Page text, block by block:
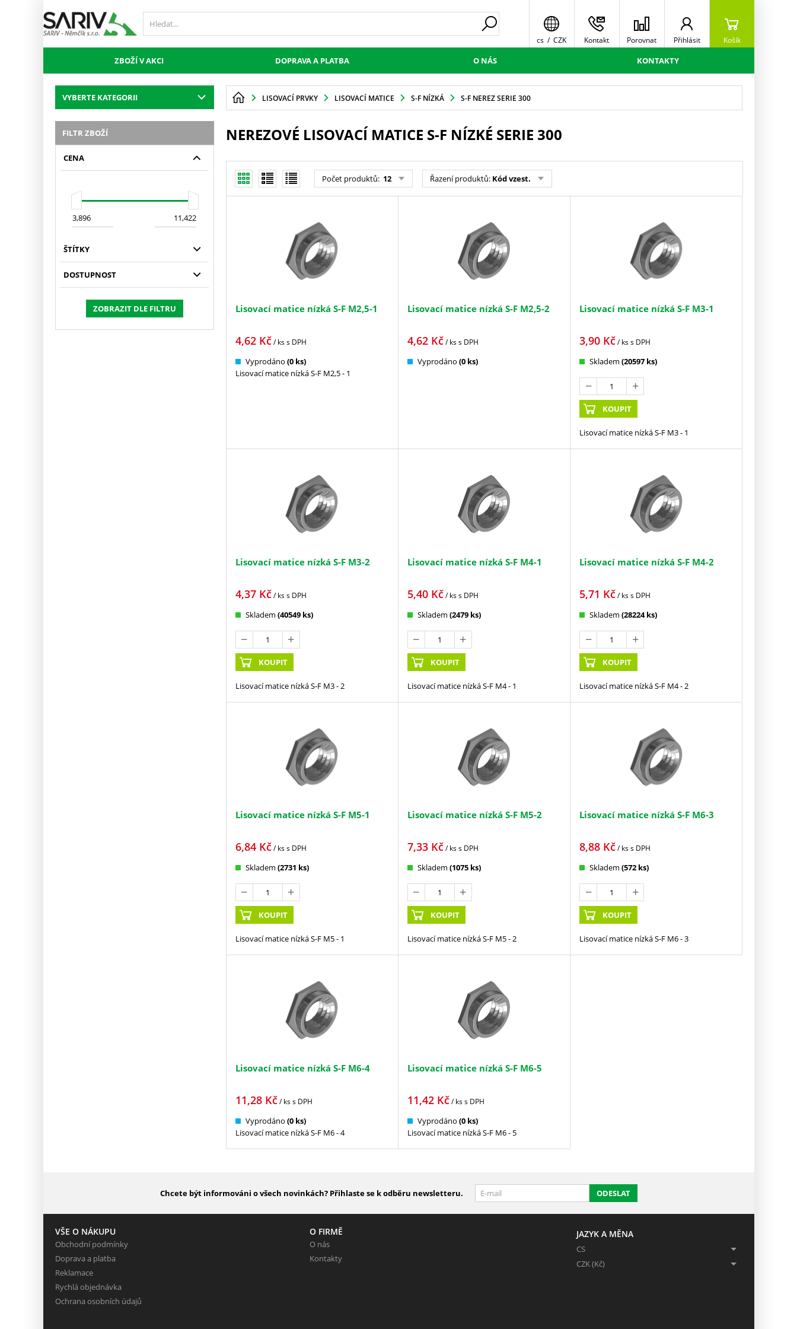
cs / CZK Kontakt Porovnat Přihlásit Košík
ZBOŽÍ V AKCI DOPRAVA A PLATBA O NÁS KONTAKTY
VYBERTE KATEGORII
FILTR ZBOŽÍ
CENA
ŠTÍTKY
DOSTUPNOST
ZOBRAZIT DLE FILTRU
LISOVACÍ PRVKY LISOVACÍ MATICE S-F NÍZKÁ S-F NEREZ SERIE 300
NEREZOVÉ LISOVACÍ MATICE S-F NÍZKÉ SERIE 300
Počet produktů: 12 Řazení produktů: Kód vzest.
Lisovací matice nízká S-F M2,5-1
4,62Kč/ kss DPH
Vyprodáno (0 ks)
Lisovací matice nízká S-F M2,5 - 1
Lisovací matice nízká S-F M2,5-2
4,62Kč/ kss DPH
Vyprodáno (0 ks)
Lisovací matice nízká S-F M3-1
3,90 Kč/ kss DPH
Skladem (20597 ks)
KOUPIT
Lisovací matice nízká S-F M3 - 1
Lisovací matice nízká S-F M3-2
4,37Kč/ kss DPH
Skladem (40549 ks)
KOUPIT
Lisovací matice nízká S-F M3 - 2
Lisovací matice nízká S-F M4-1
5,40Kč/ kss DPH
Skladem (2479 ks)
KOUPIT
Lisovací matice nízká S-F M4 - 1
Lisovací matice nízká S-F M4-2
5,71 Kč/ kss DPH
Skladem (28224 ks)
KOUPIT
Lisovací matice nízká S-F M4 - 2
Lisovací matice nízká S-F M5-1
6,84Kč/ kss DPH
Skladem (2731 ks)
KOUPIT
Lisovací matice nízká S-F M5 - 1
Lisovací matice nízká S-F M5-2
7,33Kč/ kss DPH
Skladem (1075 ks)
KOUPIT
Lisovací matice nízká S-F M5 - 2
Lisovací matice nízká S-F M6-3
8,88 Kč/ kss DPH
Skladem (572 ks)
KOUPIT
Lisovací matice nízká S-F M6 - 3
Lisovací matice nízká S-F M6-4
11,28Kč/ kss DPH
Vyprodáno (0 ks)
Lisovací matice nízká S-F M6 - 4
Lisovací matice nízká S-F M6-5
11,42Kč/ kss DPH
Vyprodáno (0 ks)
Lisovací matice nízká S-F M6 - 5
Chcete být informováni o všech novinkách? Přihlaste se k odběru newsletteru. ODESLAT
VŠE O NÁKUPU
Obchodní podmínky
Doprava a platba
Reklamace
Rychlá objednávka
Ochrana osobních údajů
O FIRMĚ
O nás
Kontakty
JAZYK A MĚNA
CS
CZK (Kč)